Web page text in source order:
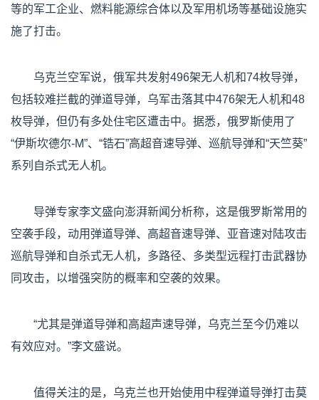
等的军工企业、燃料能源综合体以及军用机场等基础设施实
施了打击。
乌克兰空军说，俄军共发射496架无人机和74枚导弹，
包括较难拦截的弹道导弹，乌军击落其中476架无人机和48
枚导弹，但仍有多处住宅区遭击中。据悉，俄罗斯使用了
“伊斯坎德尔-M”、“锆石”高超音速导弹、巡航导弹和“天竺葵”
系列自杀式无人机。
导弹专家李文盛向澎湃新闻分析称，这是俄罗斯常用的
空袭手段，动用弹道导弹、高超音速导弹、亚音速对陆攻击
巡航导弹和自杀式无人机，多路径、多类型远程打击武器协
同攻击，以增强突防的概率和空袭的效果。
“尤其是弹道导弹和高超声速导弹，乌克兰至今仍难以
有效应对。”李文盛说。
值得关注的是，乌克兰也开始使用中程弹道导弹打击莫